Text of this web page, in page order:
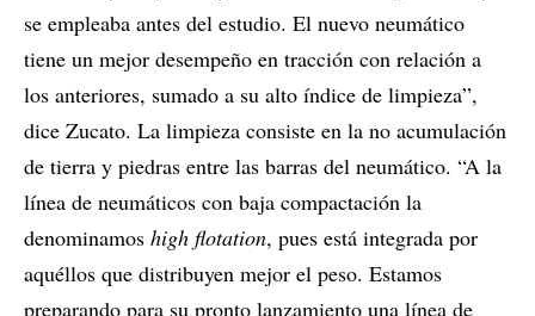
se empleaba antes del estudio. El nuevo neumático
tiene un mejor desempeño en tracción con relación a
los anteriores, sumado a su alto índice de limpieza”,
dice Zucato. La limpieza consiste en la no acumulación
de tierra y piedras entre las barras del neumático. “A la
línea de neumáticos con baja compactación la
denominamos high flotation, pues está integrada por
aquéllos que distribuyen mejor el peso. Estamos
preparando para su pronto lanzamiento una línea de